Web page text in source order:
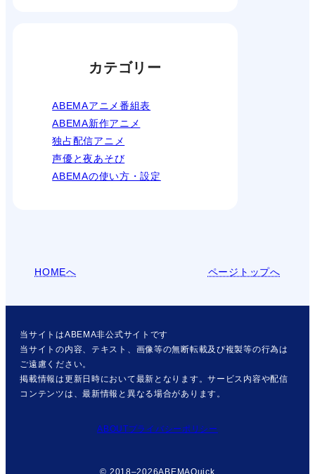
カテゴリー
ABEMAアニメ番組表
ABEMA新作アニメ
独占配信アニメ
声優と夜あそび
ABEMAの使い方・設定
HOMEへ ページトップへ
当サイトはABEMA非公式サイトです
当サイトの内容、テキスト、画像等の無断転載及び複製等の行為は
ご遠慮ください。
掲載情報は更新日時において最新となります。サービス内容や配信
コンテンツは、最新情報と異なる場合があります。
ABOUTプライバシーポリシー
© 2018–2026ABEMAQuick